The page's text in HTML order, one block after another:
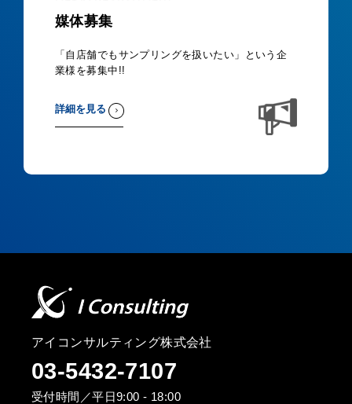
媒体募集
「自店舗でもサンプリングを扱いたい」という企
業様を募集中!!
詳細を見る
アイコンサルティング株式会社
03-5432-7107
受付時間／平日9:00 - 18:00